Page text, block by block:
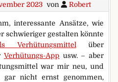
2023 von Robert
interessante Ansätze, wie
schwieriger gestalten könnte
Verhütungsmittel
über
Verhütungs-App usw. – aber
war mir neu, und
nicht ernst genommen,